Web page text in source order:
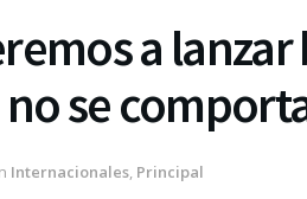
a
se
Internacionales, Principal